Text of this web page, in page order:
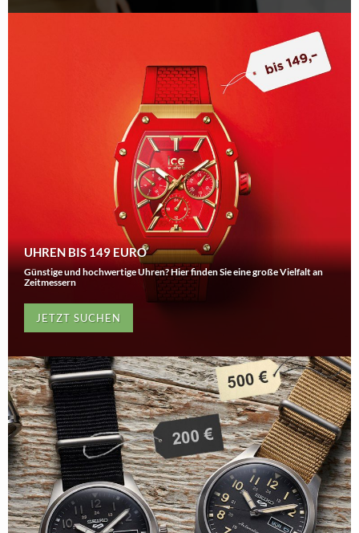
UHREN BIS 149 EURO
Günstige und hochwertige Uhren? Hier finden Sie eine große Vielfalt an
Zeitmessern
JETZT SUCHEN